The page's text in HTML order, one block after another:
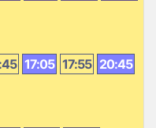
17:05 17:55 20:45